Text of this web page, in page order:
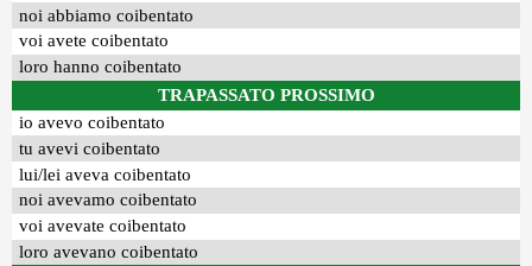
noi abbiamo coibentato
voi avete coibentato
loro hanno coibentato
TRAPASSATO PROSSIMO
io avevo coibentato
tu avevi coibentato
lui/lei aveva coibentato
noi avevamo coibentato
voi avevate coibentato
loro avevano coibentato